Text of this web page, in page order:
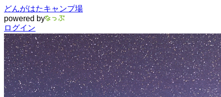
どんがはたキャンプ場
powered by
ログイン